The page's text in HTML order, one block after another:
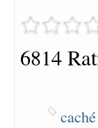
6814
caché